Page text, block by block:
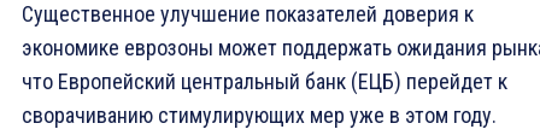
Существенное улучшение показателей доверия к
экономике еврозоны может поддержать ожидания
что Европейский центральный банк (ЕЦБ) перейдет к
сворачиванию стимулирующих мер уже в этом году.